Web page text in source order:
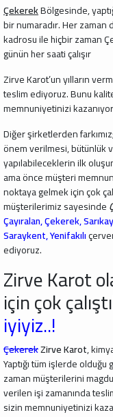
ÇekerekBölgesinde,
bir numaradır. Her zaman
kadrosu ile hiçbir zaman
günün her saati çalışır
Zirve Karot’un yılların
teslim ediyoruz. Bunu
memnuniyetinizi
Diğer şirketlerden
önem verilmesi, bütünlük
yapılabileceklerin ilk
ama önce müşteri
noktaya gelmek için çok
müşterilerimiz sayesinde
Çayıralan, Çekerek,
Saraykent, Yenifakılı
ediyoruz.
Zirve Karot
için çok
iyiyiz..!
ÇekerekZirve Karot,
Yaptığı tüm işlerde
zaman müşterilerini
verilen işi zamanında
sizin memnuniyetinizi